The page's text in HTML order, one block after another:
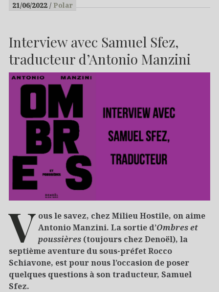
21/06/2022 Polar
Interview avec Samuel Sfez,
traducteur d’Antonio Manzini
V ous le savez, chez Milieu Hostile, on aime
Antonio Manzini. La sortie d’Ombres et
poussières(toujours chez Denoël), la
septième aventure du sous-préfet Rocco
Schiavone, est pour nous l’occasion de poser
quelques questions à son traducteur, Samuel
Sfez.